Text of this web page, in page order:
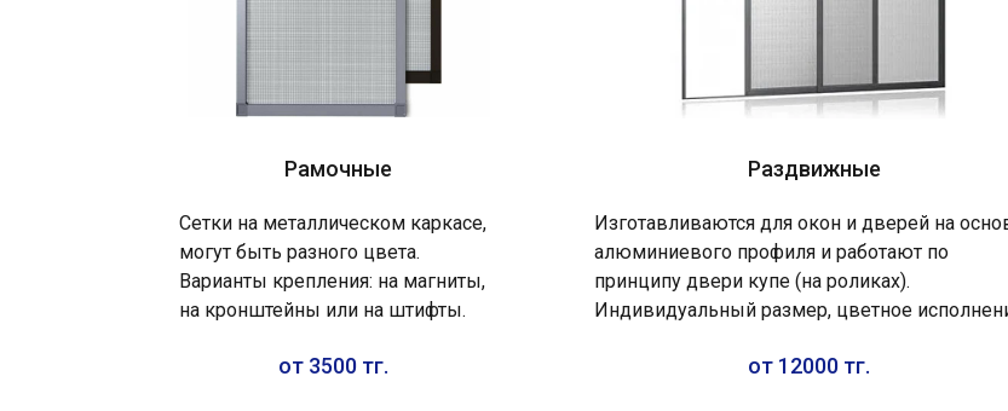
Рамочные Раздвижные
Сетки на металлическом каркасе,
могут быть разного цвета.
Варианты крепления: на магниты,
на кронштейны или на штифты.
Изготавливаются для окон и дверей на
алюминиевого профиля и работают по
принципу двери купе (на роликах).
Индивидуальный размер, цветное
от 3500 тг. от 12000 тг.